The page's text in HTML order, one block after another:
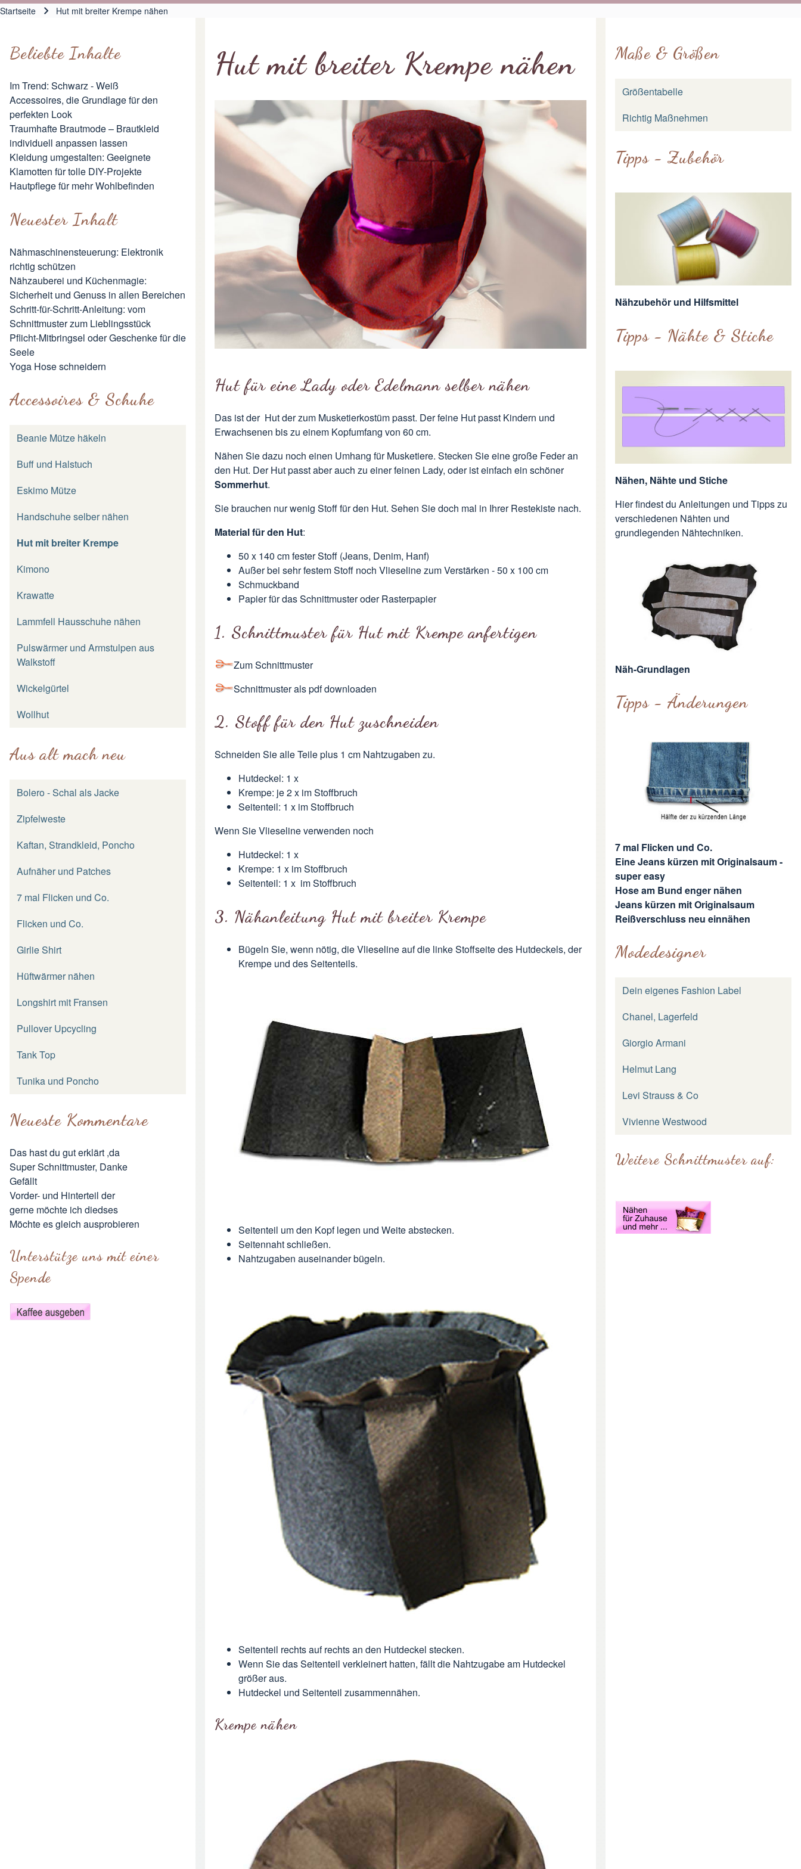
Startseite Hut mit breiter Krempe nähen
Beliebte Inhalte
Im Trend: Schwarz - Weiß
Accessoires, die Grundlage für den
perfekten Look
Traumhafte Brautmode – Brautkleid
individuell anpassen lassen
Kleidung umgestalten: Geeignete
Klamotten für tolle DIY-Projekte
Hautpflege für mehr Wohlbefinden
Neuester Inhalt
Nähmaschinensteuerung: Elektronik
richtig schützen
Nähzauberei und Küchenmagie:
Sicherheit und Genuss in allen Bereichen
Schritt-für-Schritt-Anleitung: vom
Schnittmuster zum Lieblingsstück
Pflicht-Mitbringsel oder Geschenke für die
Seele
Yoga Hose schneidern
Accessoires & Schuhe
Beanie Mütze häkeln
Buff und Halstuch
Eskimo Mütze
Handschuhe selber nähen
Hut mit breiter Krempe
Kimono
Krawatte
Lammfell Hausschuhe nähen
Pulswärmer und Armstulpen aus
Walkstoff
Wickelgürtel
Wollhut
Aus alt mach neu
Bolero - Schal als Jacke
Zipfelweste
Kaftan, Strandkleid, Poncho
Aufnäher und Patches
7 mal Flicken und Co.
Flicken und Co.
Girlie Shirt
Hüftwärmer nähen
Longshirt mit Fransen
Pullover Upcycling
Tank Top
Tunika und Poncho
Neueste Kommentare
Das hast du gut erklärt ,da
Super Schnittmuster, Danke
Gefällt
Vorder- und Hinterteil der
gerne möchte ich diedses
Möchte es gleich ausprobieren
Unterstütze uns mit einer
Spende
Hut mit breiter Krempe nähen
Hut für eine Lady oder Edelmann selber nähen
Das ist der Hut der zum Musketierkostümpasst. Der feine Hut passt Kindern und
Erwachsenen bis zu einem Kopfumfang von 60 cm.
Nähen Sie dazu noch einen Umhang für Musketiere. Stecken Sie eine große Feder an
den Hut. Der Hut passt aber auch zu einer feinen Lady, oder ist einfach ein schöner
Sommerhut.
Sie brauchen nur wenig Stoff für den Hut. Sehen Sie doch mal in Ihrer Restekiste nach.
Material für den Hut:
50 x 140 cm fester Stoff (Jeans, Denim, Hanf)
Außer bei sehr festem Stoff noch Vlieseline zum Verstärken - 50 x 100 cm
Schmuckband
Papier für das Schnittmuster oder Rasterpapier
1. Schnittmuster für Hut mit Krempe anfertigen
Zum Schnittmuster
Schnittmuster als pdf downloaden
2. Stoff für den Hut zuschneiden
Schneiden Sie alle Teile plus 1 cm Nahtzugaben zu.
Hutdeckel: 1 x
Krempe: je 2 x im Stoffbruch
Seitenteil: 1 x im Stoffbruch
Wenn Sie Vlieseline verwenden noch
Hutdeckel: 1 x
Krempe: 1 x im Stoffbruch
Seitenteil: 1 x im Stoffbruch
3. Nähanleitung Hut mit breiter Krempe
Bügeln Sie, wenn nötig, die Vlieseline auf die linke Stoffseite des Hutdeckels, der
Krempe und des Seitenteils.
Seitenteil um den Kopf legen und Weite abstecken.
Seitennaht schließen.
Nahtzugaben auseinander bügeln.
Seitenteil rechts auf rechts an den Hutdeckel stecken.
Wenn Sie das Seitenteil verkleinert hatten, fällt die Nahtzugabe am Hutdeckel
größer aus.
Hutdeckel und Seitenteil zusammennähen.
Krempe nähen
Maße & Größen
Größentabelle
Richtig Maßnehmen
Tipps - Zubehör
Nähzubehör und Hilfsmittel
Tipps - Nähte & Stiche
Nähen, Nähte und Stiche
Hier findest du Anleitungen und Tipps zu
verschiedenen Nähten und
grundlegenden Nähtechniken.
Näh-Grundlagen
Tipps - Änderungen
7 mal Flicken und Co.
Eine Jeans kürzen mit Originalsaum -
super easy
Hose am Bund enger nähen
Jeans kürzen mit Originalsaum
Reißverschluss neu einnähen
Modedesigner
Dein eigenes Fashion Label
Chanel, Lagerfeld
Giorgio Armani
Helmut Lang
Levi Strauss & Co
Vivienne Westwood
Weitere Schnittmuster auf: